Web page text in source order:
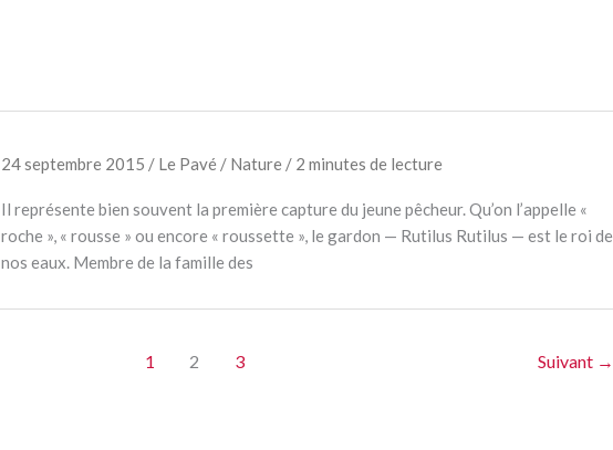
24 septembre 2015 / Le Pavé / Nature/ 2 minutes de lecture
Il représente bien souvent la première capture du jeune pêcheur. Qu’on l’appelle «
roche », « rousse » ou encore « roussette », le gardon — Rutilus Rutilus — est le roi de
nos eaux. Membre de la famille des
1 2 3 Suivant →